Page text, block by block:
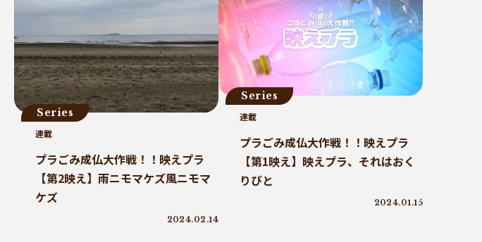
Series
連載
プラごみ成仏大作戦！！映えプラ
【第2映え】雨ニモマケズ風ニモマ
ケズ
2024.02.14
Series
連載
プラごみ成仏大作戦！！映えプラ
【第1映え】映えプラ、それはおく
りびと
2024.01.15